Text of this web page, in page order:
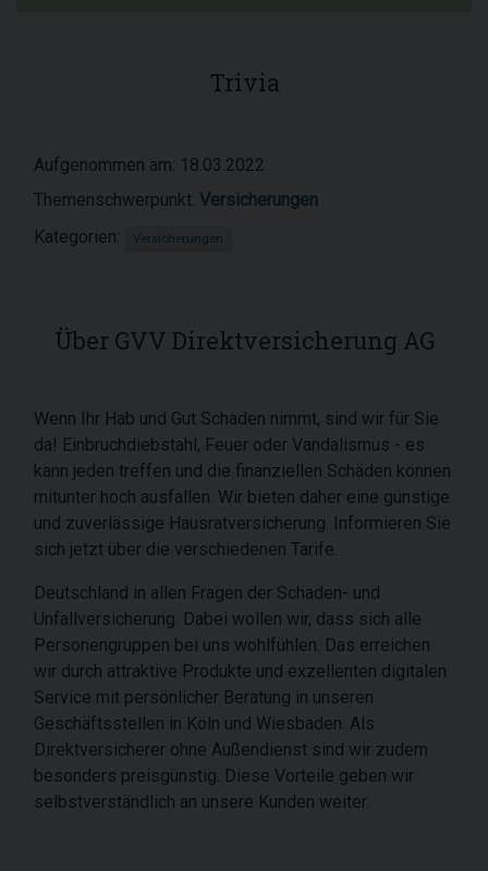
Trivia
Aufgenommen am: 18.03.2022
Themenschwerpunkt: Versicherungen
Kategorien:
Versicherungen
Über GVV Direktversicherung AG
Wenn Ihr Hab und Gut Schaden nimmt, sind wir für Sie
da! Einbruchdiebstahl, Feuer oder Vandalismus - es
kann jeden treffen und die finanziellen Schäden können
mitunter hoch ausfallen. Wir bieten daher eine günstige
und zuverlässige Hausratversicherung. Informieren Sie
sich jetzt über die verschiedenen Tarife.
Deutschland in allen Fragen der Schaden- und
Unfallversicherung. Dabei wollen wir, dass sich alle
Personengruppen bei uns wohlfühlen. Das erreichen
wir durch attraktive Produkte und exzellenten digitalen
Service mit persönlicher Beratung in unseren
Geschäftsstellen in Köln und Wiesbaden. Als
Direktversicherer ohne Außendienst sind wir zudem
besonders preisgünstig. Diese Vorteile geben wir
selbstverständlich an unsere Kunden weiter.